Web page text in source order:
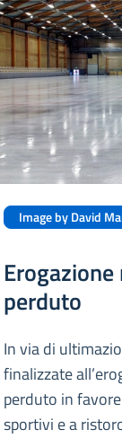
Image by David
perduto
In via di
finalizzate
perduto in
sportivi e a